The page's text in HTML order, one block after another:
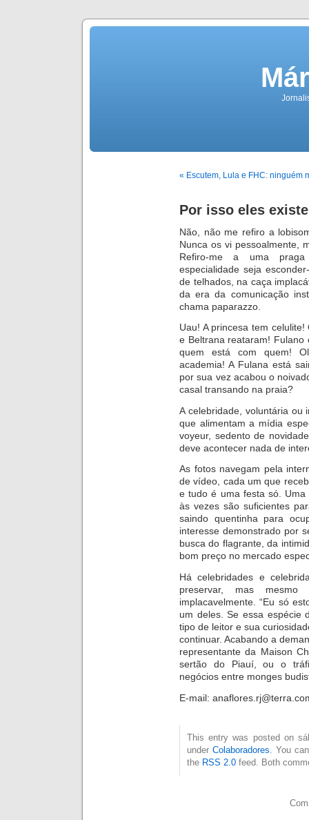
« Escutem, Lula e FHC: ninguém
Por isso eles
Não, não me refiro a
Nunca os vi pessoalmente,
Refiro-me a uma
especialidade seja
de telhados, na caça
da era da comunicação
chama paparazzo.
Uau! A princesa tem
e Beltrana reataram! Fulano
quem está com quem!
academia! A Fulana está
por sua vez acabou o
casal transando na praia?
A celebridade, voluntária ou
que alimentam a mídia
voyeur, sedento de
deve acontecer nada de
As fotos navegam pela
de vídeo, cada um que
e tudo é uma festa só.
às vezes são suficientes
saindo quentinha para
interesse demonstrado por
busca do flagrante, da
bom preço no mercado
Há celebridades e
preservar, mas
implacavelmente. “Eu só
um deles. Se essa espécie
tipo de leitor e sua
continuar. Acabando a dem
representante da Maison
sertão do Piauí, ou o
negócios entre monges
E-mail:
This entry was posted on
under Colaboradores . You
the RSS 2.0 feed. Both